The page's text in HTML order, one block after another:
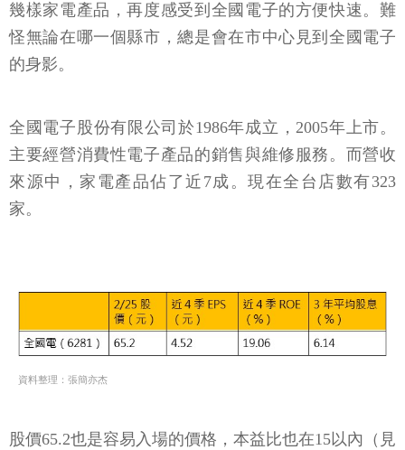
幾樣家電產品，再度感受到全國電子的方便快速。難
怪無論在哪一個縣市，總是會在市中心見到全國電子
的身影。
全國電子股份有限公司於1986年成立，2005年上市。
主要經營消費性電子產品的銷售與維修服務。而營收
來源中，家電產品佔了近7成。現在全台店數有323
家。
資料整理：張簡亦杰
股價65.2也是容易入場的價格，本益比也在15以內（見